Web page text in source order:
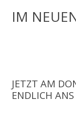
IM
JETZT AM
ENDLICH